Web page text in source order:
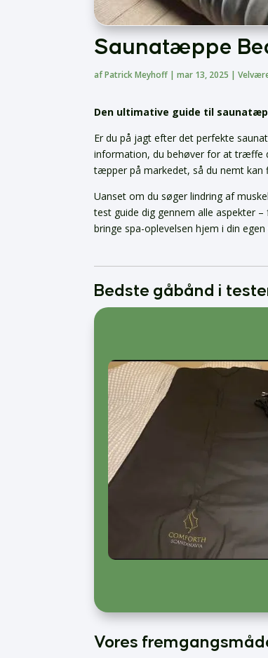
Saunatæppe
afPatrick Meyhoff |mar 13, 2025 |
Den ultimative guide til
Er du på jagt efter det perfekte
information, du behøver for at træffe
tæpper på markedet, så du nemt kan
Uanset om du søger lindring af
test guide dig gennem alle aspekter
bringe spa-oplevelsen hjem i din
Bedste gåbånd i
Vores